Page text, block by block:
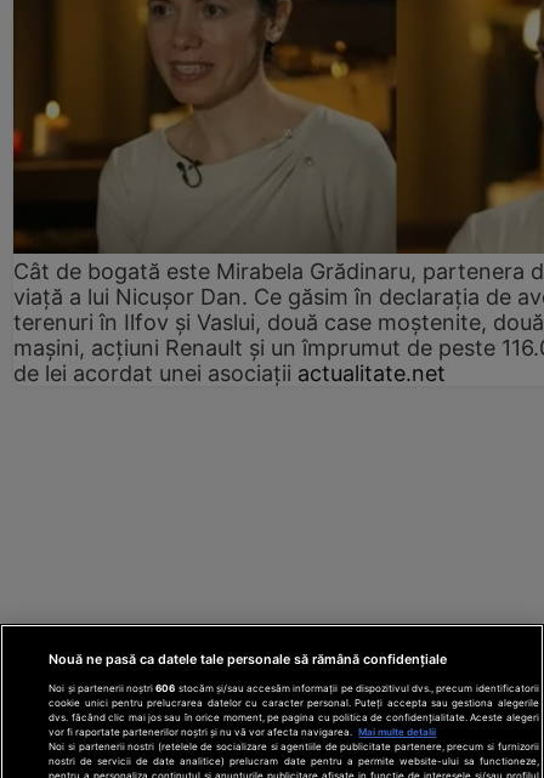
Cât de bogată este Mirabela Grădinaru, partenera
viață a lui Nicușor Dan. Ce găsim în declarația de
terenuri în Ilfov și Vaslui, două case moștenite, două
mașini, acțiuni Renault și un împrumut de peste
de lei acordat unei asociații actualitate.net
Din rețeaua Adevărul Holding:Adevarul.ro
Nouă ne pasă ca datele tale personale să rămână confidențiale
Noi și partenerii noștri606 stocăm și/sau accesăm informații pe dispozitivul dvs., precum identificatorii
cookie unici pentru prelucrarea datelor cu caracter personal. Puteți accepta sau gestiona alegerile
dvs. făcând clic mai jos sau în orice moment, pe pagina cu politica de confidențialitate. Aceste alegeri
vor fi raportate partenerilor noștri și nu vă vor afecta navigarea.
Mai multe detalii
Noi si partenerii nostri (retelele de socializare si agentiile de publicitate partenere, precum si furnizorii
nostri de servicii de date analitice) prelucram date pentru a permite website-ului sa functioneze,
pentru a personaliza continutul si anunturile publicitare afisate in functie de interesele si/sau profilul